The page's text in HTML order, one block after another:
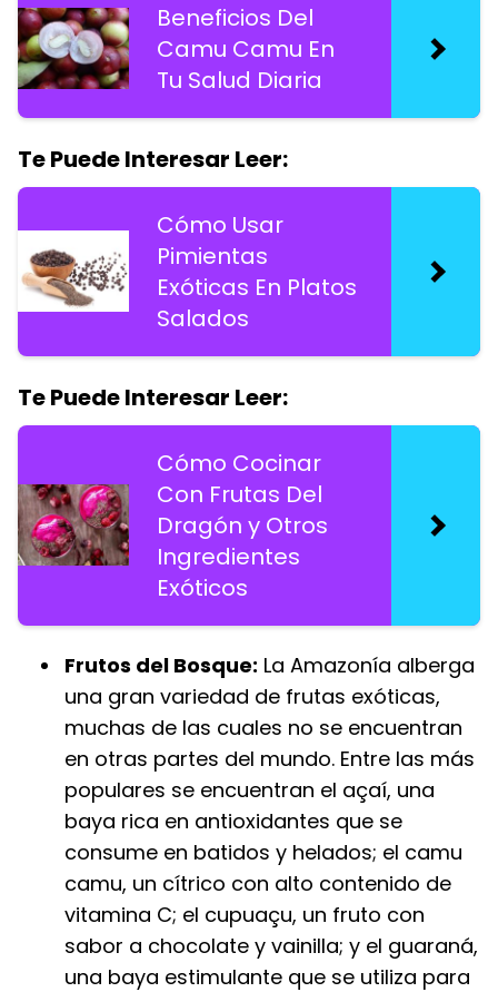
Beneficios Del
Camu Camu En
Tu Salud Diaria
Te Puede Interesar Leer:
Cómo Usar
Pimientas
Exóticas En Platos
Salados
Te Puede Interesar Leer:
Cómo Cocinar
Con Frutas Del
Dragón y Otros
Ingredientes
Exóticos
Frutos del Bosque: La Amazonía alberga
una gran variedad de frutas exóticas,
muchas de las cuales no se encuentran
en otras partes del mundo. Entre las más
populares se encuentran el açaí, una
baya rica en antioxidantes que se
consume en batidos y helados; el camu
camu, un cítrico con alto contenido de
vitamina C; el cupuaçu, un fruto con
sabor a chocolate y vainilla; y el guaraná,
una baya estimulante que se utiliza para